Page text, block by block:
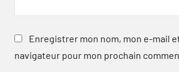
Enregistrer mon nom, mon e-mail
navigateur pour mon prochain